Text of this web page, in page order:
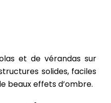
et de vérandas sur
solides, faciles
beaux effets d’ombre.